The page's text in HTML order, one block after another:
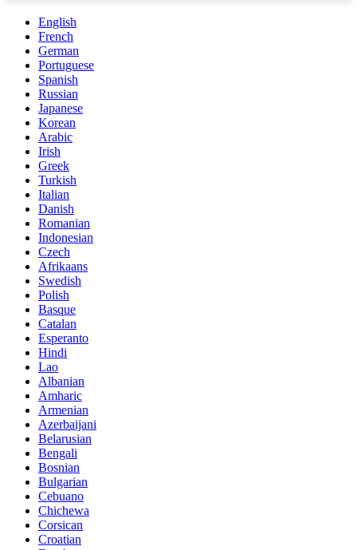
English
French
German
Portuguese
Spanish
Russian
Japanese
Korean
Arabic
Irish
Greek
Turkish
Italian
Danish
Romanian
Indonesian
Czech
Afrikaans
Swedish
Polish
Basque
Catalan
Esperanto
Hindi
Lao
Albanian
Amharic
Armenian
Azerbaijani
Belarusian
Bengali
Bosnian
Bulgarian
Cebuano
Chichewa
Corsican
Croatian